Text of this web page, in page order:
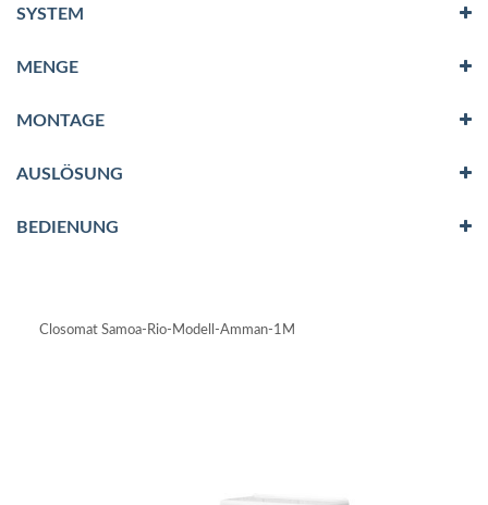
Closomat Samoa-Rio-Modell-Amman-1M
SYSTEM
MENGE
MONTAGE
AUSLÖSUNG
BEDIENUNG